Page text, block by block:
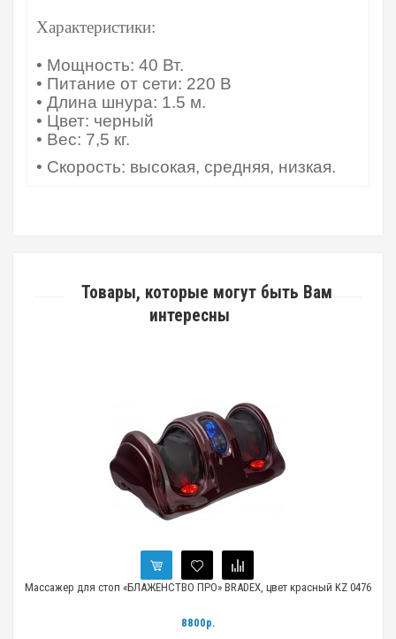
Характеристики:
• Мощность: 40 Вт.
• Питание от сети: 220 В
• Длина шнура: 1.5 м.
• Цвет: черный
• Вес: 7,5 кг.
• Скорость: высокая, средняя, низкая.
Товары, которые могут быть Вам
интересны
Массажер для стоп «БЛАЖЕНСТВО ПРО» BRADEX, цвет красный KZ 0476
8800р.